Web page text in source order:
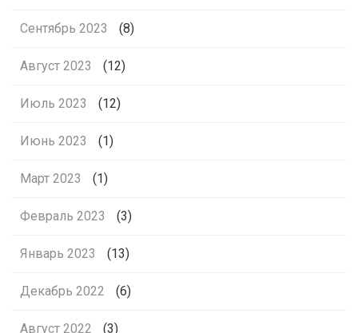
Сентябрь 2023 (8)
Август 2023 (12)
Июль 2023 (12)
Июнь 2023 (1)
Март 2023 (1)
Февраль 2023 (3)
Январь 2023 (13)
Декабрь 2022 (6)
Август 2022 (3)